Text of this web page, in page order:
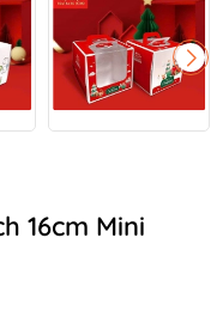
16cm Mini